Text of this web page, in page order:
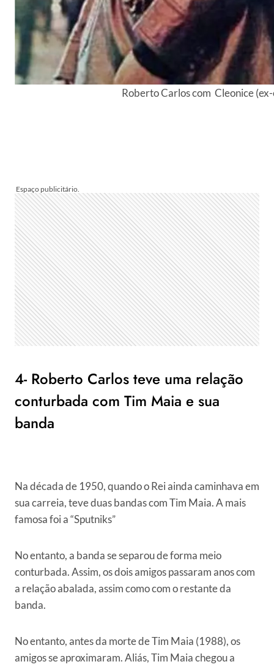
Roberto Carlos com Cleonice
4- Roberto Carlos teve uma relação
conturbada com Tim Maia e sua
banda
Na década de 1950, quando o Rei ainda caminhava em
sua carreia, teve duas bandas com Tim Maia. A mais
famosa foi a “Sputniks”
No entanto, a banda se separou de forma meio
conturbada. Assim, os dois amigos passaram anos com
a relação abalada, assim como com o restante da
banda.
No entanto, antes da morte de Tim Maia (1988), os
amigos se aproximaram. Aliás, Tim Maia chegou a